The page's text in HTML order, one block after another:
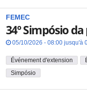
FEMEC
34º Simpósio
05/10/2026 - 08:00 jusqu'à
Événement d'extension
Simpósio